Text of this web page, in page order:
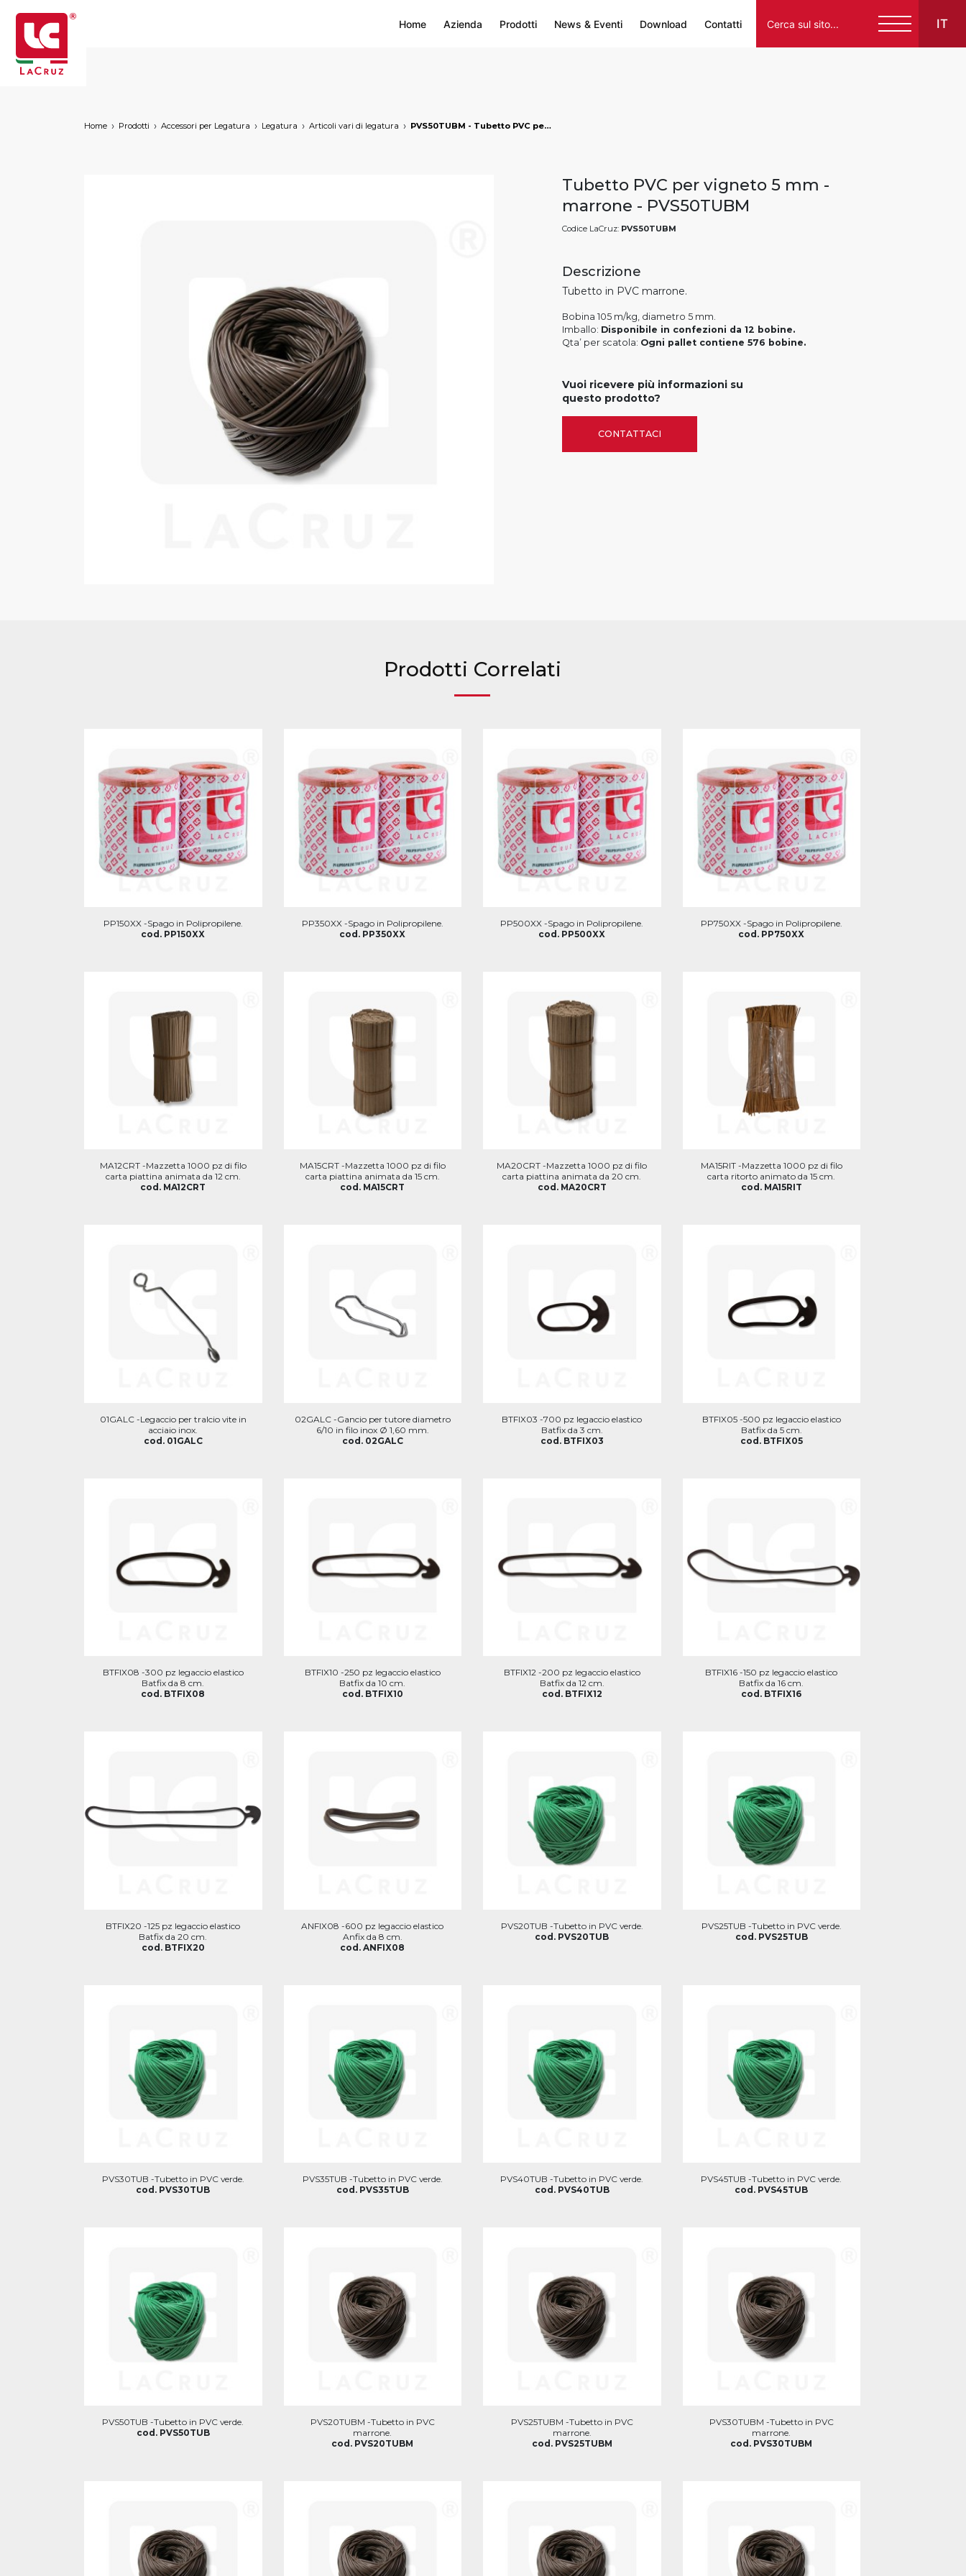
Home Azienda Prodotti News & Eventi Download Contatti IT
Home Prodotti Accessori per Legatura Legatura Articoli vari di legatura PVS50TUBM - Tubetto PVC per vigneto 5 mm - marrone, markets: []string{"A", "B", "AU"}
Tubetto PVC per vigneto 5 mm -
marrone - PVS50TUBM
Codice LaCruz: PVS50TUBM
Descrizione
Tubetto in PVC marrone.
Bobina 105 m/kg, diametro 5 mm.
Imballo: Disponibile in confezioni da 12 bobine.
Qta’ per scatola: Ogni pallet contiene 576 bobine.
Vuoi ricevere più informazioni su
questo prodotto?
CONTATTACI
Prodotti Correlati
PP150XX -Spago in Polipropilene.
cod. PP150XX
PP350XX -Spago in Polipropilene.
cod. PP350XX
PP500XX -Spago in Polipropilene.
cod. PP500XX
PP750XX -Spago in Polipropilene.
cod. PP750XX
MA12CRT -Mazzetta 1000 pz di filo
carta piattina animata da 12 cm.
cod. MA12CRT
MA15CRT -Mazzetta 1000 pz di filo
carta piattina animata da 15 cm.
cod. MA15CRT
MA20CRT -Mazzetta 1000 pz di filo
carta piattina animata da 20 cm.
cod. MA20CRT
MA15RIT -Mazzetta 1000 pz di filo
carta ritorto animato da 15 cm.
cod. MA15RIT
01GALC -Legaccio per tralcio vite in
acciaio inox.
cod. 01GALC
02GALC -Gancio per tutore diametro
6/10 in filo inox Ø 1,60 mm.
cod. 02GALC
BTFIX03 -700 pz legaccio elastico
Batfix da 3 cm.
cod. BTFIX03
BTFIX05 -500 pz legaccio elastico
Batfix da 5 cm.
cod. BTFIX05
BTFIX08 -300 pz legaccio elastico
Batfix da 8 cm.
cod. BTFIX08
BTFIX10 -250 pz legaccio elastico
Batfix da 10 cm.
cod. BTFIX10
BTFIX12 -200 pz legaccio elastico
Batfix da 12 cm.
cod. BTFIX12
BTFIX16 -150 pz legaccio elastico
Batfix da 16 cm.
cod. BTFIX16
BTFIX20 -125 pz legaccio elastico
Batfix da 20 cm.
cod. BTFIX20
ANFIX08 -600 pz legaccio elastico
Anfix da 8 cm.
cod. ANFIX08
PVS20TUB -Tubetto in PVC verde.
cod. PVS20TUB
PVS25TUB -Tubetto in PVC verde.
cod. PVS25TUB
PVS30TUB -Tubetto in PVC verde.
cod. PVS30TUB
PVS35TUB -Tubetto in PVC verde.
cod. PVS35TUB
PVS40TUB -Tubetto in PVC verde.
cod. PVS40TUB
PVS45TUB -Tubetto in PVC verde.
cod. PVS45TUB
PVS50TUB -Tubetto in PVC verde.
cod. PVS50TUB
PVS20TUBM -Tubetto in PVC
marrone.
cod. PVS20TUBM
PVS25TUBM -Tubetto in PVC
marrone.
cod. PVS25TUBM
PVS30TUBM -Tubetto in PVC
marrone.
cod. PVS30TUBM